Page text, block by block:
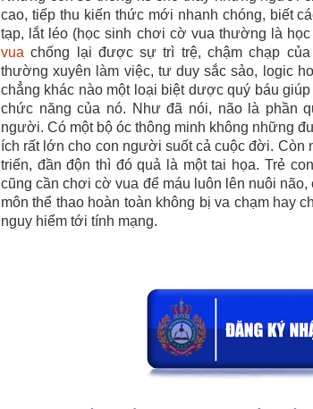
cao, tiếp thu kiến thức mới nhanh chóng, biết
tạp, lắt léo (học sinh chơi cờ vua thường là
vua chống lại được sự trì trệ, chậm chạp
thường xuyên làm việc, tư duy sắc sảo, logic
chẳng khác nào một loại biệt dược quý báu
chức năng của nó. Như đã nói, não là phần
người. Có một bộ óc thông minh không những
ích rất lớn cho con người suốt cả cuộc đời. Còn
triển, đần độn thì đó quả là một tai họa. Trẻ
cũng cần chơi cờ vua để máu luôn lên nuôi
môn thể thao hoàn toàn không bị va chạm hay
nguy hiểm tới tính mạng.